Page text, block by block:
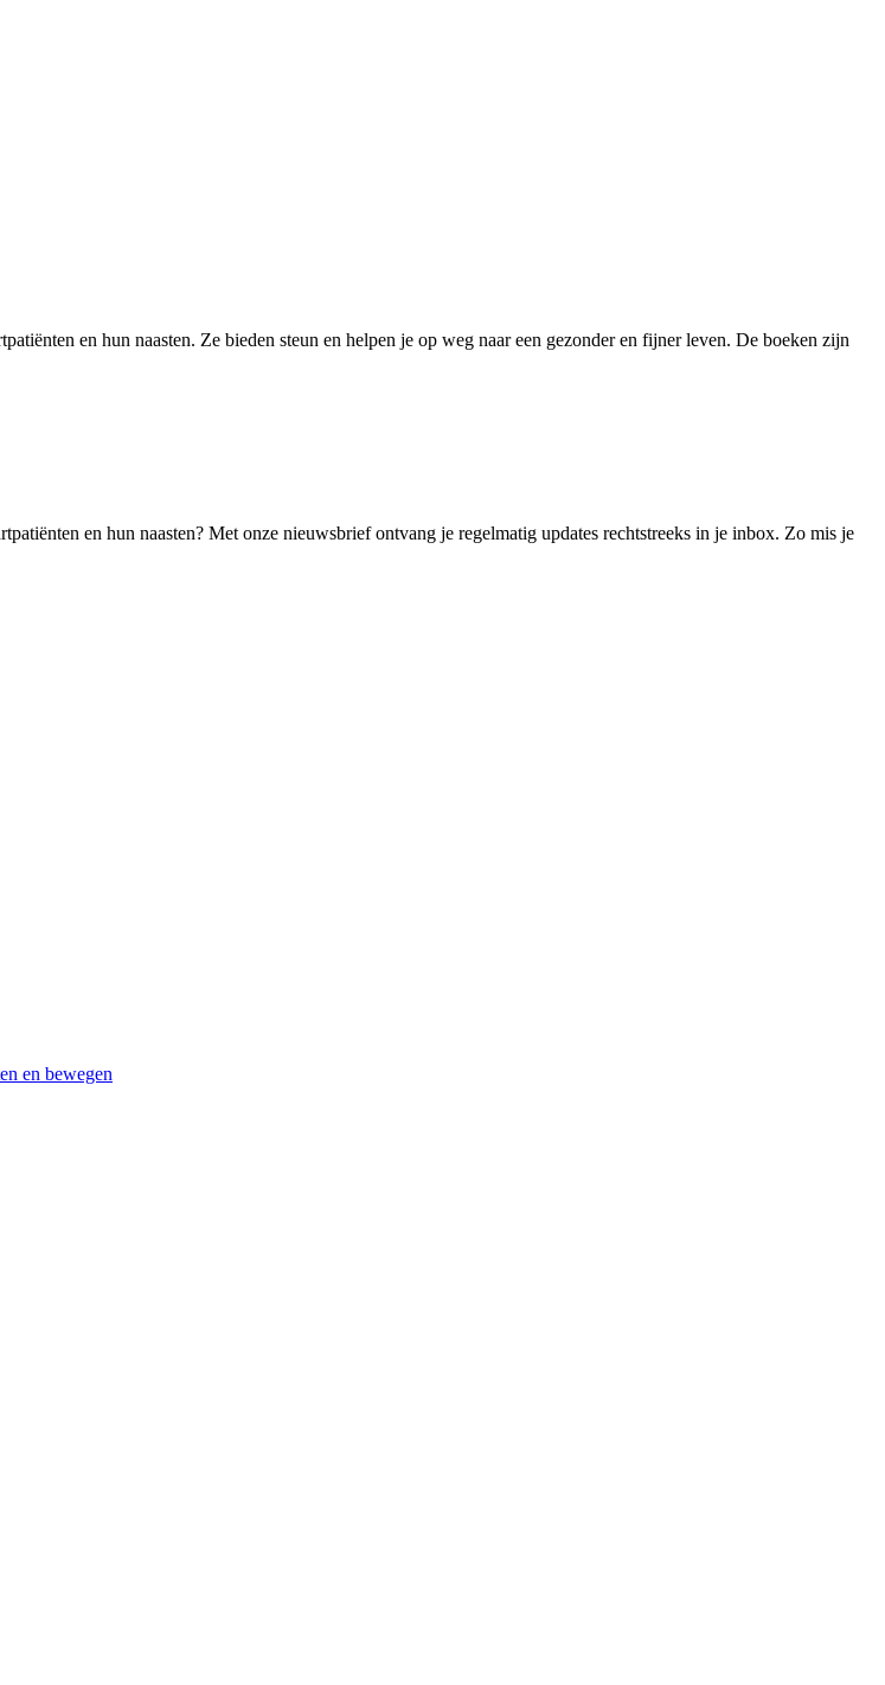
en hun naasten. Ze bieden steun en helpen je op weg naar een gezonder en fijner leven. De boeken zijn
en hun naasten? Met onze nieuwsbrief ontvang je regelmatig updates rechtstreeks in je inbox. Zo mis je
en bewegen